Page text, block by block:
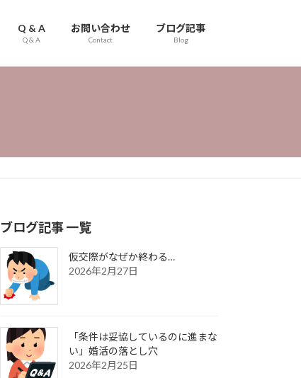
Q & A
Q & A
お問い合わせ
Contact
ブログ記事
Blog
ブログ記事 一覧
仮交際がなぜか終わる…
2026年2月27日
「条件は妥協しているのに進まな
い」婚活の落とし穴
2026年2月25日